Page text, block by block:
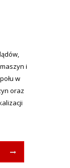
i
w
oraz